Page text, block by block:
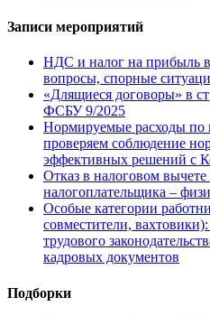
Записи мероприятий
НДС и налог на прибыль в
вопросы, спорные
«Длящиеся договоры» в
ФСБУ 9/2025
Нормируемые расходы по
проверяем соблюдение
эффективных решений с
Отказ в налоговом
налогоплательщика –
Особые категории
совместители,
трудового
кадровых документов
Подборки